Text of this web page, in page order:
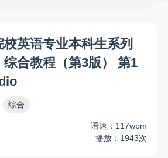
英语专业本科生系列
综合教程（第3版） 第1
综合
语速：117wpm
播放：1943次